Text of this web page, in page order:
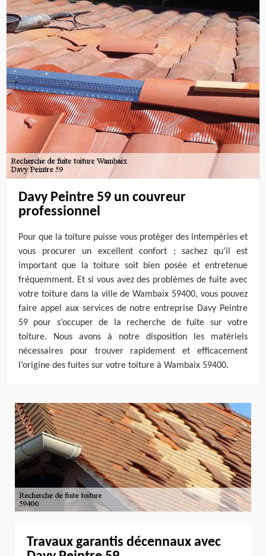
Davy Peintre 59 un couvreur
professionnel
Pour que la toiture puisse vous protéger des intempéries et
vous procurer un excellent confort ; sachez qu’il est
important que la toiture soit bien posée et entretenue
fréquemment. Et si vous avez des problèmes de fuite avec
votre toiture dans la ville de Wambaix 59400, vous pouvez
faire appel aux services de notre entreprise Davy Peintre
59 pour s’occuper de la recherche de fuite sur votre
toiture. Nous avons à notre disposition les matériels
nécessaires pour trouver rapidement et efficacement
l’origine des fuites sur votre toiture à Wambaix 59400.
Travaux garantis décennaux avec